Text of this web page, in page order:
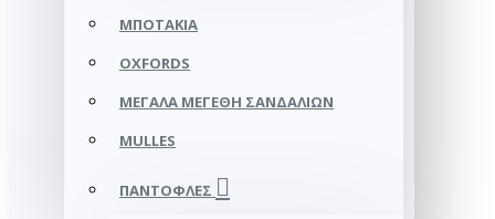
ΜΠΟΤΆΚΙΑ
OXFORDS
ΜΕΓΆΛΑ ΜΕΓΈΘΗ ΣΑΝΔΑΛΙΏΝ
MULLES
ΠΑΝΤΌΦΛΕΣ